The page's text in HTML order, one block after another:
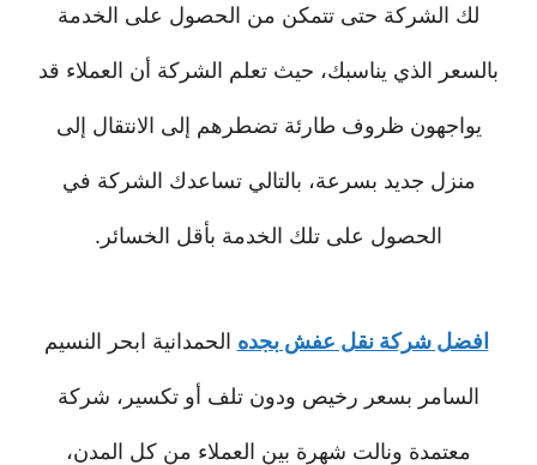
لك الشركة حتى تتمكن من الحصول على الخدمة
بالسعر الذي يناسبك، حيث تعلم الشركة أن العملاء قد
يواجهون ظروف طارئة تضطرهم إلى الانتقال إلى
منزل جديد بسرعة، بالتالي تساعدك الشركة في
الحصول على تلك الخدمة بأقل الخسائر.
افضل شركة نقل عفش بجده الحمدانية ابحر النسيم
السامر بسعر رخيص ودون تلف أو تكسير، شركة
معتمدة ونالت شهرة بين العملاء من كل المدن،